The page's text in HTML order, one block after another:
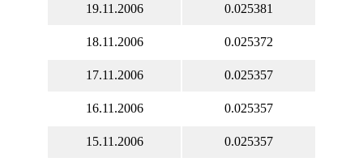
19.11.2006 0.025381
18.11.2006 0.025372
17.11.2006 0.025357
16.11.2006 0.025357
15.11.2006 0.025357